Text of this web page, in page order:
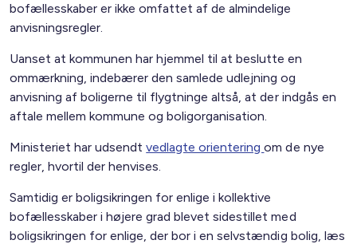
bofællesskaber er ikke omfattet af de almindelige
anvisningsregler.
Uanset at kommunen har hjemmel til at beslutte en
ommærkning, indebærer den samlede udlejning og
anvisning af boligerne til flygtninge altså, at der indgås en
aftale mellem kommune og boligorganisation.
Ministeriet har udsendtvedlagte orienteringom de nye
regler, hvortil der henvises.
Samtidig er boligsikringen for enlige i kollektive
bofællesskaber i højere grad blevet sidestillet med
boligsikringen for enlige, der bor i en selvstændig bolig, læs